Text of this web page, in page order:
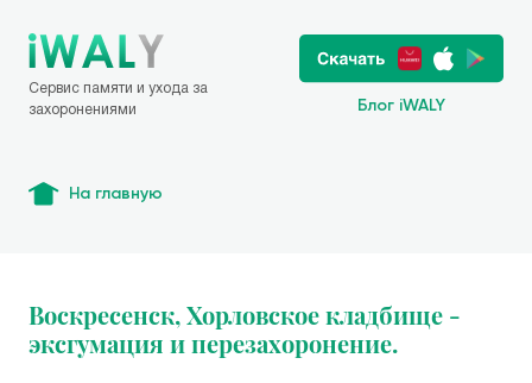
Сервис памяти и ухода за
захоронениями
Блог iWALY
На главную
Воскресенск, Хорловское кладбище -
эксгумация и перезахоронение.